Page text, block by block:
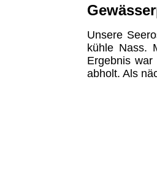
Unsere
kühle Nass.
Ergebnis
abholt. Als